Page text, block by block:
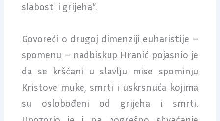
slabosti i grijeha“.
Govoreći o drugoj dimenziji euharistije –
spomenu – nadbiskup Hranić pojasnio je
da se kršćani u slavlju mise spominju
Kristove muke, smrti i uskrsnuća kojima
su oslobođeni od grijeha i smrti.